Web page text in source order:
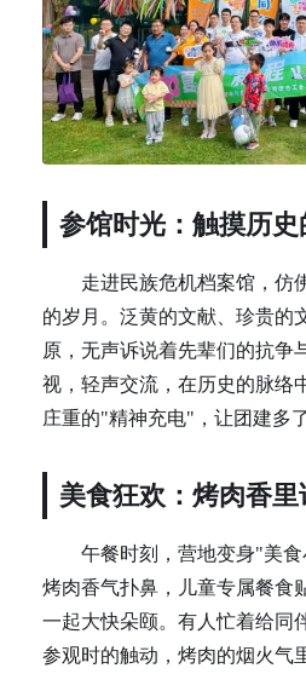
参馆时光：触摸历史
走进民族危机档案馆，仿
的岁月。泛黄的文献、珍贵的
原，无声诉说着先辈们的抗争
视，轻声交流，在历史的脉络
庄重的"精神充电"，让团建多
美食狂欢：烤肉香里
午餐时刻，营地变身"美
烤肉香气扑鼻，儿童专属餐食
一起大快朵颐。有人忙着给同
参观时的触动，烤肉的烟火气